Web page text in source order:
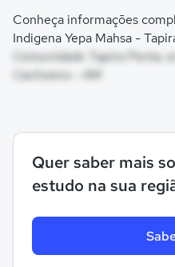
Conheça informações
Indigena Yepa Mahsa -
Comunidade Tapira Ponta,
Cachoeira - AM
Quer saber mais
estudo na sua